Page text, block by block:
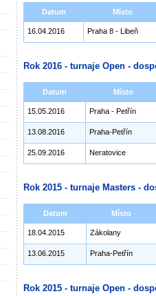
Datum Místo
16.04.2016 Praha 8 - Libeň
Rok 2016 - turnaje Open -
Datum Místo
15.05.2016 Praha - Petřín
13.08.2016 Praha-Petřín
25.09.2016 Neratovice
Rok 2015 - turnaje Masters -
Datum Místo
18.04.2015 Zákolany
13.06.2015 Praha-Petřín
Rok 2015 - turnaje Open -